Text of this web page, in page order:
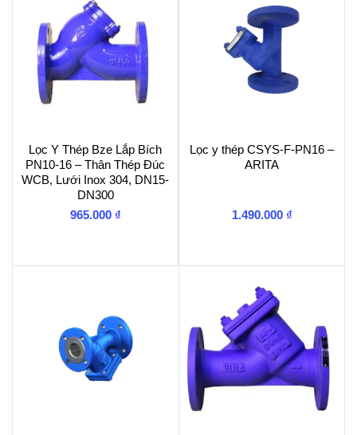
Lọc Y Thép Bze Lắp Bích
PN10-16 – Thân Thép Đúc
WCB, Lưới Inox 304, DN15-
DN300
965.000 ₫
Lọc y thép CSYS-F-PN16 –
ARITA
1.490.000 ₫